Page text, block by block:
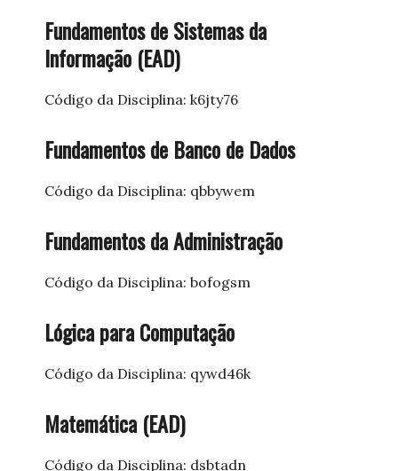
Fundamentos de Sistemas da
Informação (EAD)
Código da Disciplina: k6jty76
Fundamentos de Banco de Dados
Código da Disciplina: qbbywem
Fundamentos da Administração
Código da Disciplina: bofogsm
Lógica para Computação
Código da Disciplina: qywd46k
Matemática (EAD)
Código da Disciplina: dsbtadn